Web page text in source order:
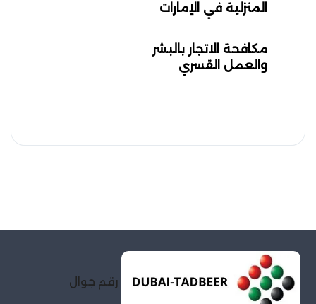
المنزلية في الإمارات
مكافحة الاتجار بالبشر
والعمل القسري
رقم جوال